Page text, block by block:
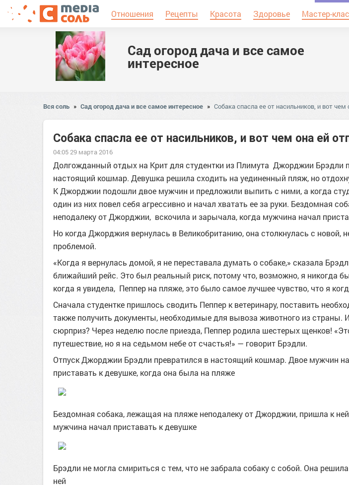
Отношения Рецепты Красота Здоровье Мастер-
Сад огород дача и все самое
интересное
Вся соль » Сад огород дача и все самое интересное » Собака спасла ее от насильников, и вот чем
Собака спасла ее от насильников, и вот чем она ей
04:05 29 марта 2016
Долгожданный отдых на Крит для студентки из Плимута Джорджии Брэдли
настоящий кошмар. Девушка решила сходить на уединенный пляж, но
К Джорджии подошли двое мужчин и предложили выпить с ними, а когда
один из них повел себя агрессивно и начал хватать ее за руки. Бездомная
неподалеку от Джорджии, вскочила и зарычала, когда мужчина начал
Но когда Джорджия вернулась в Великобританию, она столкнулась с новой,
проблемой.
«Когда я вернулась домой, я не переставала думать о собаке,» сказала
ближайший рейс. Это был реальный риск, потому что, возможно, я никогда
когда я увидела, Пеппер на пляже, это было самое лучшее чувство, что я
Сначала студентке пришлось сводить Пеппер к ветеринару, поставить
также получить документы, необходимые для вывоза животного из
сюрприз? Через неделю после приезда, Пеппер родила шестерых щенков!
путешествие, но я на седьмом небе от счастья!» — говорит Брэдли.
Отпуск Джорджии Брэдли превратился в настоящий кошмар. Двое мужчин
приставать к девушке, когда она была на пляже
Бездомная собака, лежащая на пляже неподалеку от Джорджии, пришла к
мужчина начал приставать к девушке
Брэдли не могла смириться с тем, что не забрала собаку с собой. Она
ней